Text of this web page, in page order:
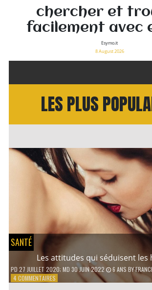
chercher et
facilement avec
Esymo.it
8 August 2026
LES PLUS
SANTÉ
Les attitudes qui séduisent les
PD 27 JUILLET 2020; MD 30 JUIN 2022 6 ANS BY
4 COMMENTAIRESSUR